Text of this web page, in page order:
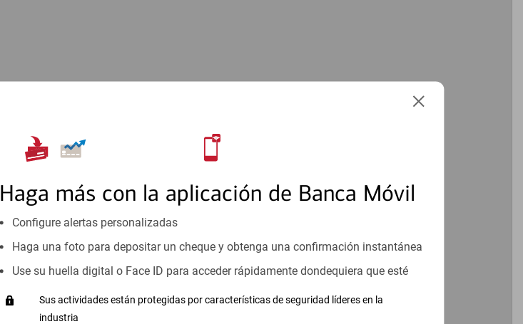
Haga más con la aplicación de Banca Móvil
Configure alertas personalizadas
Haga una foto para depositar un cheque y obtenga una confirmación instantánea
Use su huella digital o Face ID para acceder rápidamente dondequiera que esté
Sus actividades están protegidas por características de seguridad líderes en la
industria